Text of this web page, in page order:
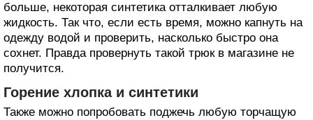
больше, некоторая синтетика отталкивает любую
жидкость. Так что, если есть время, можно капнуть на
одежду водой и проверить, насколько быстро она
сохнет. Правда провернуть такой трюк в магазине не
получится.
Горение хлопка и синтетики
Также можно попробовать поджечь любую торчащую